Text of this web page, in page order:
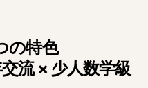
の特色
流 × 少人数学級